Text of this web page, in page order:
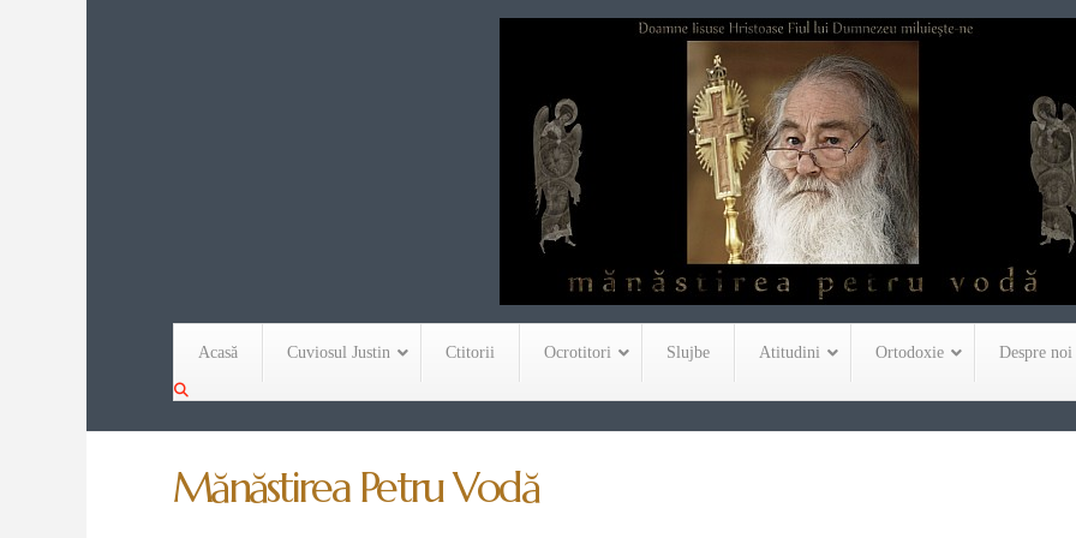
Acasă Cuviosul Justin Ctitorii Ocrotitori Slujbe Atitudini Ortodoxie Despre noi
Mănăstirea Petru Vodă